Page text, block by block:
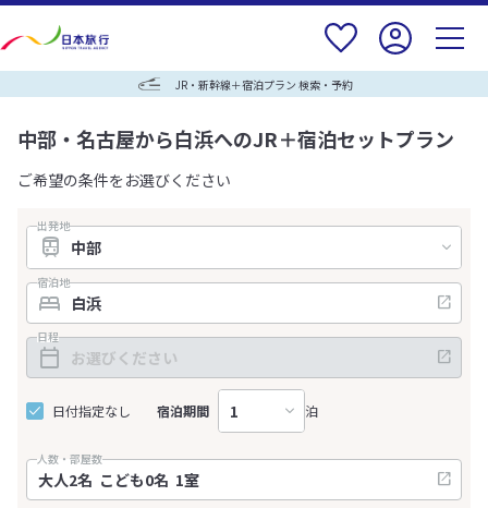
JR・新幹線＋宿泊プラン 検索・予約
中部・名古屋から白浜へのJR＋宿泊セットプラン
ご希望の条件をお選びください
出発地
宿泊地
日程
日付指定なし 宿泊期間 泊
人数・部屋数